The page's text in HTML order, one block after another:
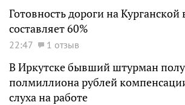
Готовность дороги на Курганской
составляет 60%
22:47 1 отзыв
В Иркутске бывший штурман
полмиллиона рублей
слуха на работе